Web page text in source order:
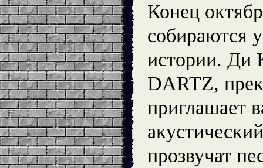
Конец
собираются
истории. Ди
DARTZ,
приглашает
прозвучат